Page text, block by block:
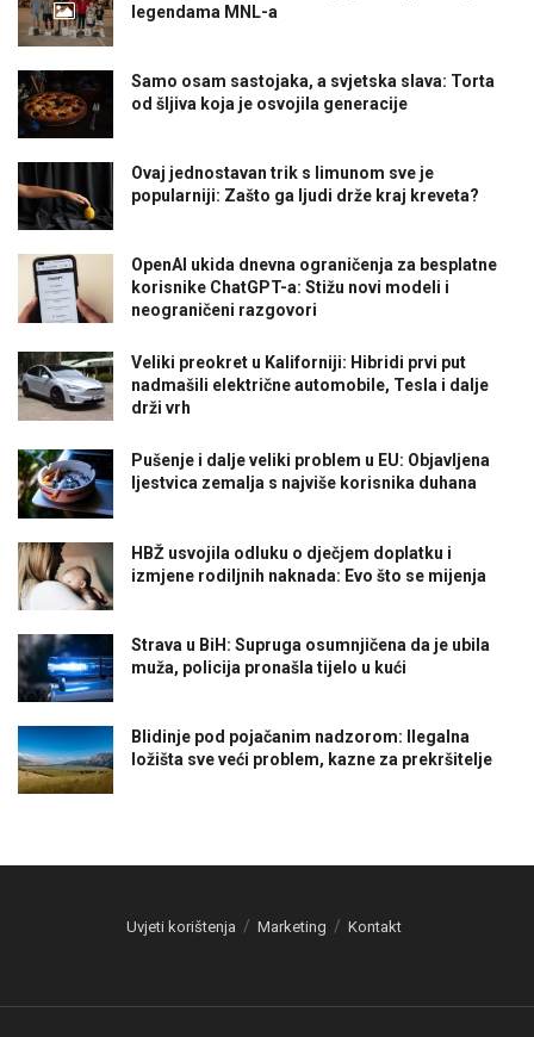
legendama MNL-a
Samo osam sastojaka, a svjetska slava: Torta
od šljiva koja je osvojila generacije
Ovaj jednostavan trik s limunom sve je
popularniji: Zašto ga ljudi drže kraj kreveta?
OpenAI ukida dnevna ograničenja za besplatne
korisnike ChatGPT-a: Stižu novi modeli i
neograničeni razgovori
Veliki preokret u Kaliforniji: Hibridi prvi put
nadmašili električne automobile, Tesla i dalje
drži vrh
Pušenje i dalje veliki problem u EU: Objavljena
ljestvica zemalja s najviše korisnika duhana
HBŽ usvojila odluku o dječjem doplatku i
izmjene rodiljnih naknada: Evo što se mijenja
Strava u BiH: Supruga osumnjičena da je ubila
muža, policija pronašla tijelo u kući
Blidinje pod pojačanim nadzorom: Ilegalna
ložišta sve veći problem, kazne za prekršitelje
Uvjeti korištenja Marketing Kontakt